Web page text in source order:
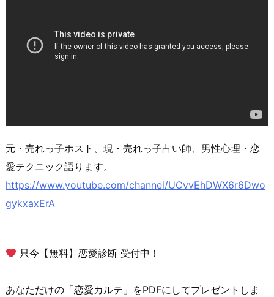
元・売れっ子ホスト、現・売れっ子占い師、男性心理・恋
愛テクニック語ります。
https://www.youtube.com/channel/UCvvEhDWX6r6Dwo
gykxaxErA
只今【無料】恋愛診断 受付中！
あなただけの「恋愛カルテ」をPDFにしてプレゼントしま